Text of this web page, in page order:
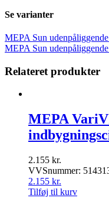
Se varianter
MEPA Sun
MEPA Sun
Relateret produkter
MEPA
2.155 kr.
VVSnummer:
2.155 kr.
Tilføj til kurv